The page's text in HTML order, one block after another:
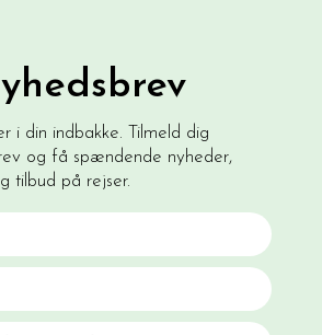
i din indbakke. Tilmeld dig
og få spændende nyheder,
tilbud på rejser.